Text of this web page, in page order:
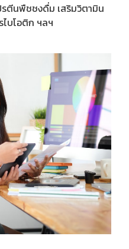
รตีนพืชชงดื่ม เสริมวิตามิน
ไบโอติก ฯลฯ